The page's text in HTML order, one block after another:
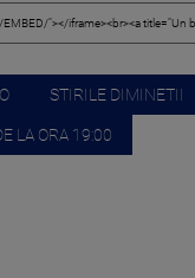
STIRILE DIMINETII
LA ORA 19:00